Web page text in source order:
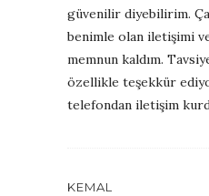
güvenilir diyebilirim.
benimle olan iletişimi
memnun kaldım.
özellikle teşekkür
telefondan iletişim
KEMAL